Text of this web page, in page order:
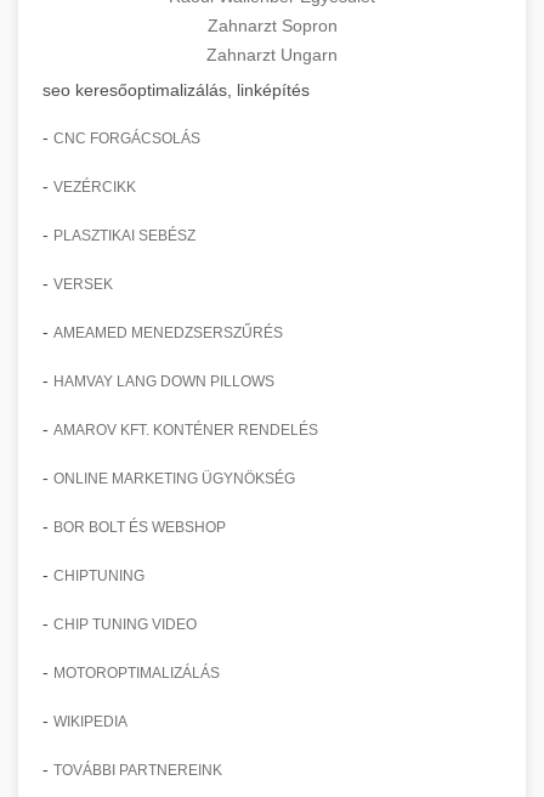
Zahnarzt Sopron
Zahnarzt Ungarn
seo keresőoptimalizálás, linképítés
- CNC FORGÁCSOLÁS
- VEZÉRCIKK
- PLASZTIKAI SEBÉSZ
- VERSEK
- AMEAMED MENEDZSERSZŰRÉS
- HAMVAY LANG DOWN PILLOWS
- AMAROV KFT. KONTÉNER RENDELÉS
- ONLINE MARKETING ÜGYNÖKSÉG
- BOR BOLT ÉS WEBSHOP
- CHIPTUNING
- CHIP TUNING VIDEO
- MOTOROPTIMALIZÁLÁS
- WIKIPEDIA
- TOVÁBBI PARTNEREINK